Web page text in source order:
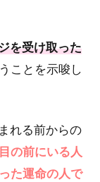
を受け取った
ことを示唆し
れる前からの
の前にいる人
た運命の人で